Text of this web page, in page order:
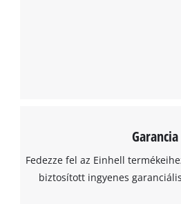
Garancia
Fedezze fel az Einhell
biztosított ingyenes